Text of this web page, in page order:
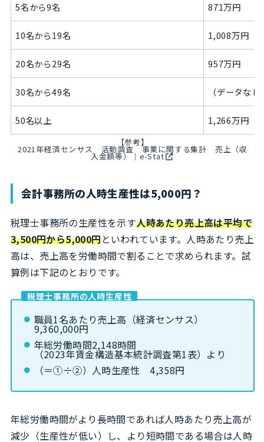
5名から9名 871万円
10名から19名 1,008万円
20名から29名 957万円
30名から49名 （データなし
50名以上 1,266万円
【参考】
2021年経済センサス 活動調査 事業に関する集計 売上（収
入金額等）｜e-Stat
会計事務所の人時生産性は5,000円？
税理士事務所の生産性を示す人時あたり売上高は平均で
3,500円から5,000円といわれています。人時あたり売上
高は、売上高を労働時間で割ることで求められます。試
算例は下記のとおりです。
税理士事務所の人時生産性
職員1名あたり売上高（経済センサス）
9,360,000円
年総労働時間2,148時間
（2023年賃金構造基本統計調査第1表）より
（＝①÷②）人時生産性 4,358円
年総労働時間がより長時間であれば人時あたり売上高が
減少（生産性が低い）し、より短時間である場合は人時